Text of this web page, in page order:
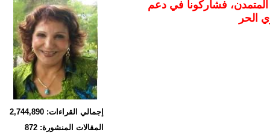
المتمدن، فشاركونا في دعم
الحر
إجمالي القراءات: 2,744,890
المقالات المنشورة: 872